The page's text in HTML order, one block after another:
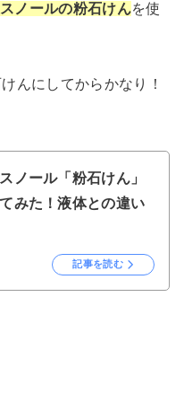
ノールの粉石けんを使
んにしてからかなり！
ノール「粉石けん」
みた！液体との違い
記事を読む